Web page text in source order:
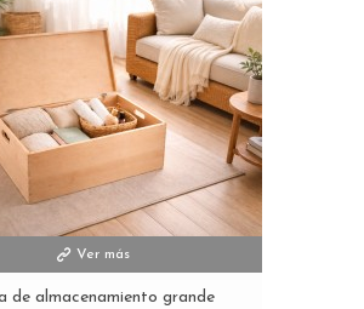
Ver más
de almacenamiento grande